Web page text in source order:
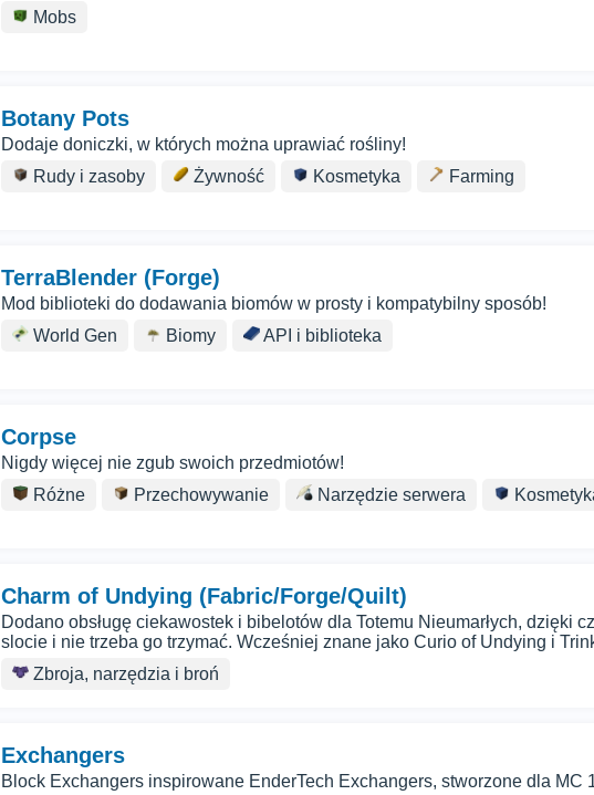
Mobs
Botany Pots
Dodaje doniczki, w których można uprawiać rośliny!
Rudy i zasoby
Żywność Kosmetyka Farming
TerraBlender (Forge)
Mod biblioteki do dodawania biomów w prosty i kompatybilny sposób!
World Gen
Biomy API i biblioteka
Corpse
Nigdy więcej nie zgub swoich przedmiotów!
Różne
Przechowywanie Narzędzie serwera
Charm of Undying (Fabric/Forge/Quilt)
Dodano obsługę ciekawostek i bibelotów dla Totemu Nieumarłych, dzięki
slocie i nie trzeba go trzymać. Wcześniej znane jako Curio of Undying i
Zbroja, narzędzia i broń
Exchangers
Block Exchangers inspirowane EnderTech Exchangers, stworzone dla MC